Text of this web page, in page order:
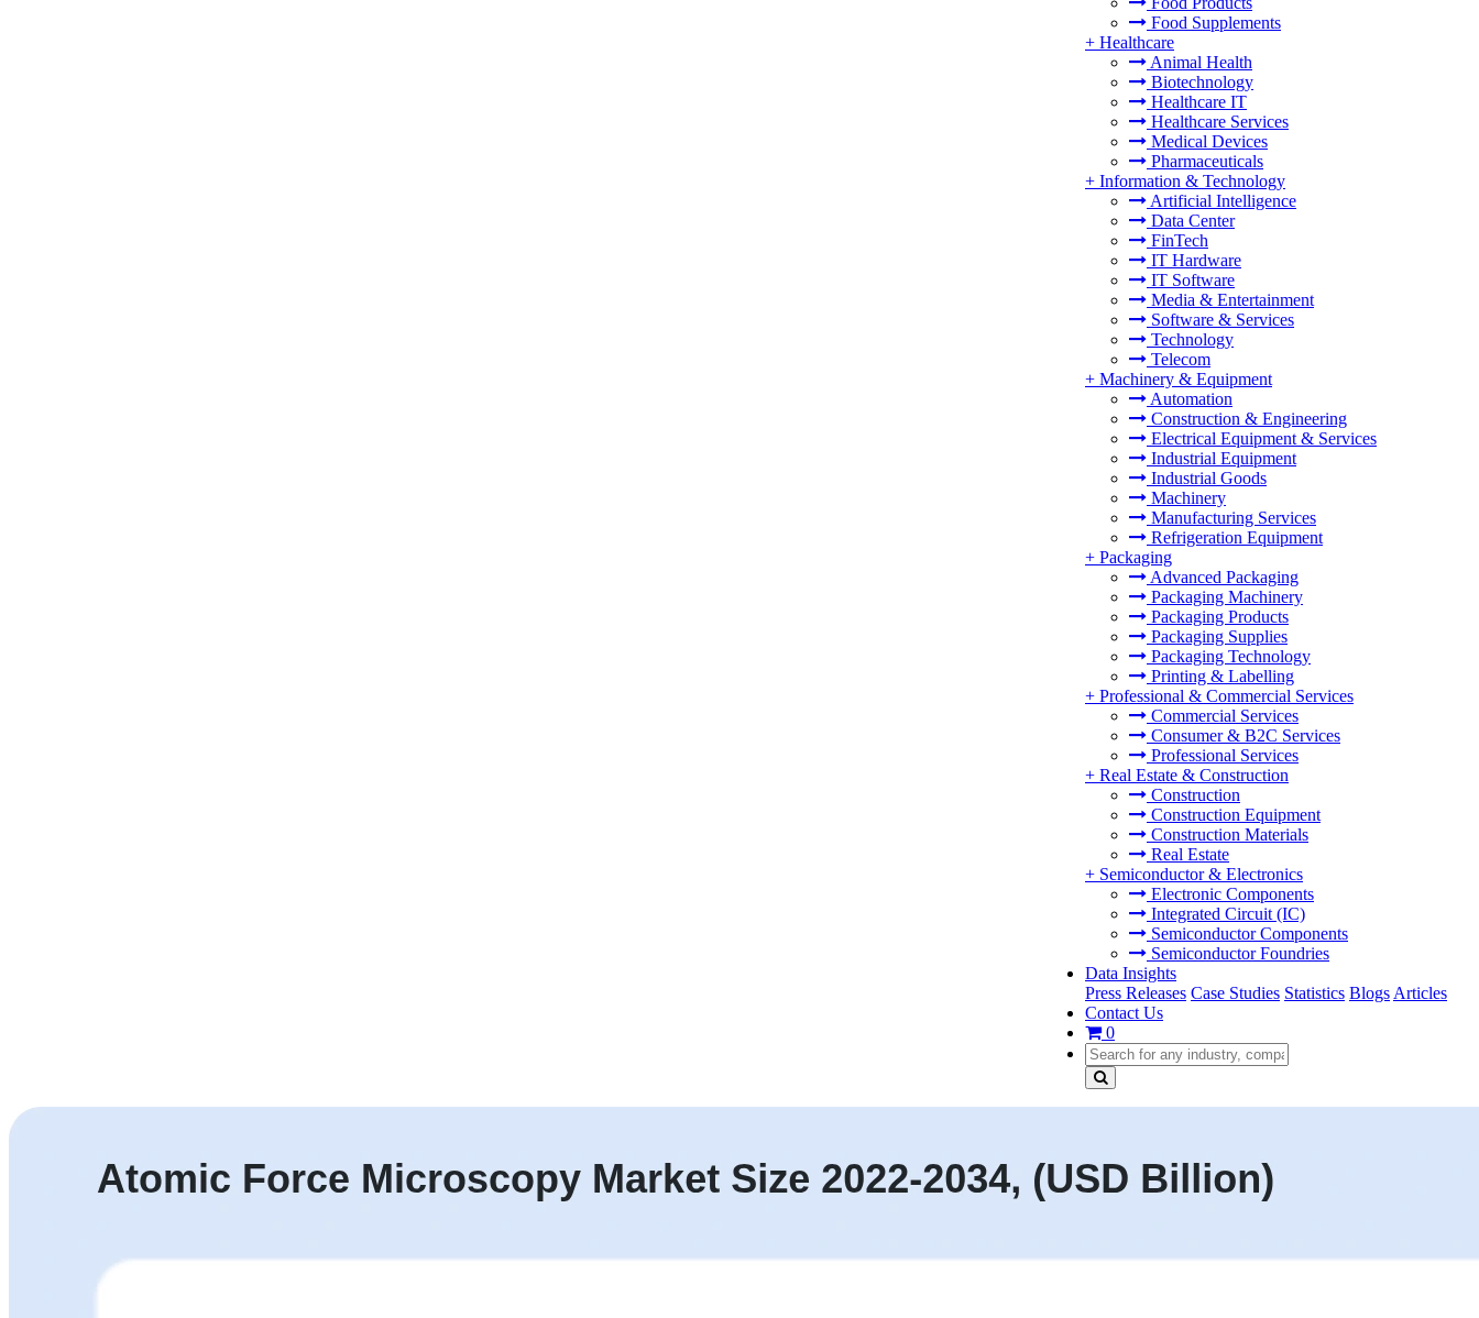
Food Supplements
+ Healthcare
Animal Health
Biotechnology
Healthcare IT
Healthcare Services
Medical Devices
Pharmaceuticals
+ Information & Technology
Artificial Intelligence
Data Center
FinTech
IT Hardware
IT Software
Media & Entertainment
Software & Services
Technology
Telecom
+ Machinery & Equipment
Automation
Construction & Engineering
Electrical Equipment & Services
Industrial Equipment
Industrial Goods
Machinery
Manufacturing Services
Refrigeration Equipment
+ Packaging
Advanced Packaging
Packaging Machinery
Packaging Products
Packaging Supplies
Packaging Technology
Printing & Labelling
+ Professional & Commercial Services
Commercial Services
Consumer & B2C Services
Professional Services
+ Real Estate & Construction
Construction
Construction Equipment
Construction Materials
Real Estate
+ Semiconductor & Electronics
Electronic Components
Integrated Circuit (IC)
Semiconductor Components
Semiconductor Foundries
Data Insights
Press Releases Case Studies Statistics Blogs Articles
Contact Us
0